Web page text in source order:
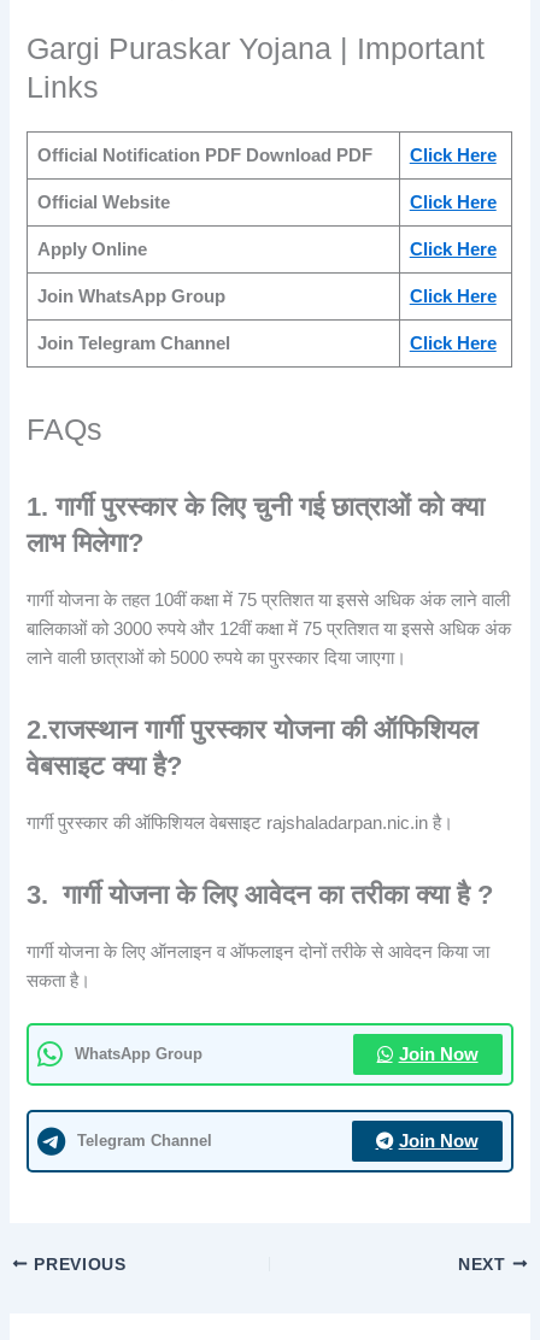
Gargi Puraskar Yojana | Important
Links
Official Notification PDF Download PDF Click Here
Official Website Click Here
Apply Online Click Here
Join WhatsApp Group Click Here
Join Telegram Channel Click Here
FAQs
1.गार्गी पुरस्कार के लिए चुनी गई छात्राओं को क्या
लाभ मिलेगा?
गार्गी योजना के तहत 10वीं कक्षा में 75 प्रतिशत या इससे अधिक अंक लाने वाली
बालिकाओं को 3000 रुपये और 12वीं कक्षा में 75 प्रतिशत या इससे अधिक अंक
लाने वाली छात्राओं को 5000 रुपये का पुरस्कार दिया जाएगा।
2.राजस्थान गार्गी पुरस्कार योजना की ऑफिशियल
वेबसाइट क्या है?
गार्गी पुरस्कार की ऑफिशियल वेबसाइट rajshaladarpan.nic.in है।
3. गार्गी योजना के लिए आवेदन का तरीका क्या है ?
गार्गी योजना के लिए ऑनलाइन व ऑफलाइन दोनों तरीके से आवेदन किया जा
सकता है।
WhatsApp Group Join Now
Telegram Channel Join Now
PREVIOUS NEXT